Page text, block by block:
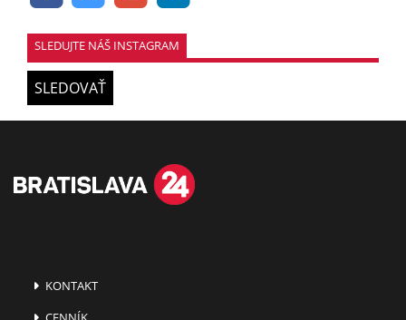
SLEDUJTE NÁŠ INSTAGRAM
SLEDOVAŤ
KONTAKT